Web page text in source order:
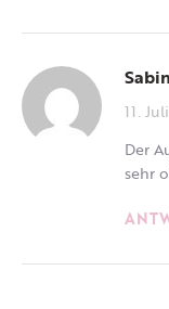
11.
Der
sehr